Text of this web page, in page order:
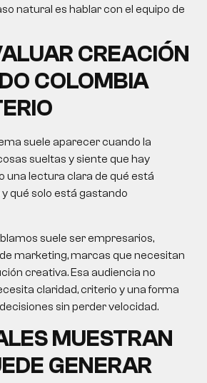
natural es hablar con el equipo de
CREACIÓN
COLOMBIA
suele aparecer cuando la
sueltas y siente que hay
una lectura clara de qué está
qué solo está gastando
suele ser empresarios,
marketing, marcas que necesitan
creativa. Esa audiencia no
claridad, criterio y una forma
sin perder velocidad.
MUESTRAN
GENERAR